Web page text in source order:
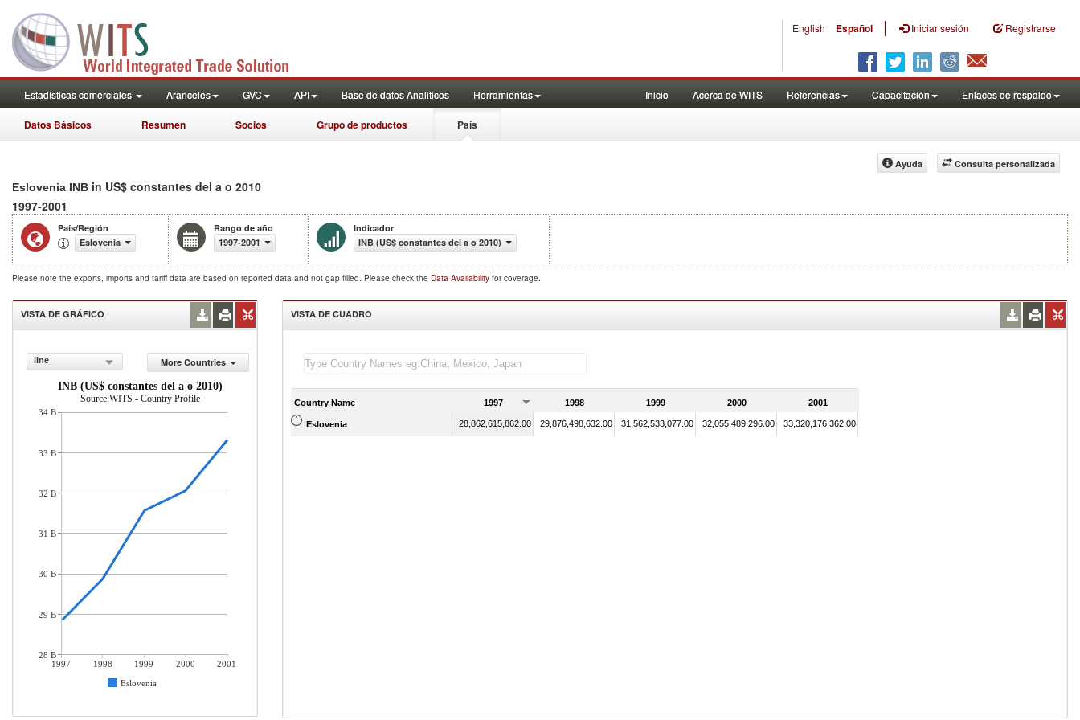
English Español | Iniciar sesión Registrarse
Estadísticas comerciales Aranceles GVC API Base de datos Analiticos Herramientas Inicio Acerca de WITS Referencias Capacitación Enlaces de respaldo
Datos Básicos Resumen Socios Grupo de productos País
Consulta personalizada
Ayuda
Eslovenia INB in US$ constantes del a o 2010
1997-2001
País/Región
Eslovenia
Rango de año
1997-2001
Indicador
INB (US$ constantes del a o 2010)
Please note the exports, imports and tariff data are based on reported data and not gap filled. Please check the Data Availability for coverage.
VISTA DE GRÁFICO
line
More Countries
INB (US$ constantes del a o 2010)
Source:WITS - Country Profile
1997 1998 1999 2000
2001
Eslovenia
34 B
33 B
32 B
31 B
30 B
29 B
28 B
VISTA DE CUADRO
Country Name 1997 1998 1999 2000 2001
Eslovenia 28,862,615,862.00 29,876,498,632.00 31,562,533,077.00 32,055,489,296.00 33,320,176,362.00